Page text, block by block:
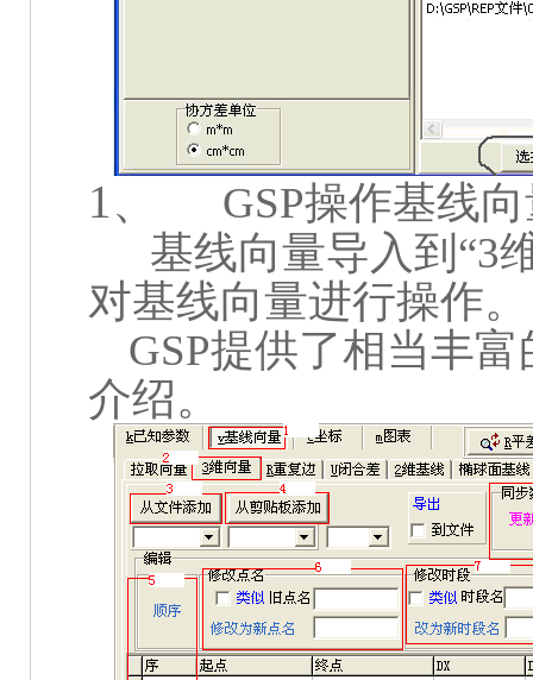
1、 GSP操作基线
基线向量导入到“3
对基线向量进行操作。
GSP提供了相当丰
介绍。